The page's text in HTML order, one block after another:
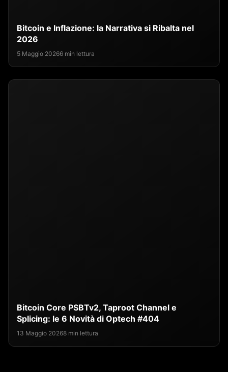
Bitcoin e Inflazione: la Narrativa si Ribalta nel
2026
5 Maggio 20266 min lettura
Bitcoin Core PSBTv2, Taproot Channel e
Splicing: le 6 Novità di Optech #404
13 Maggio 20268 min lettura